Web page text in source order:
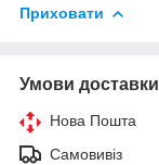
Приховати
Умови доставки
Нова Пошта
Самовивіз